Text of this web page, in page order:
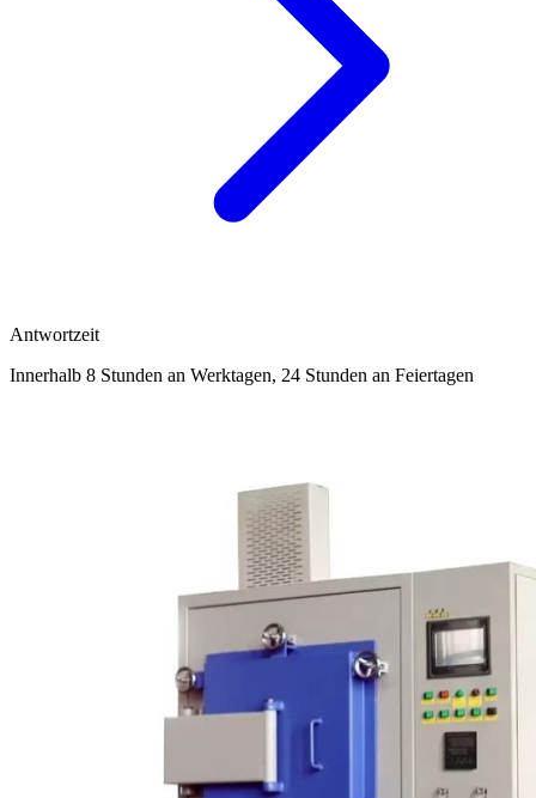
Antwortzeit
Innerhalb 8 Stunden an Werktagen, 24 Stunden an Feiertagen